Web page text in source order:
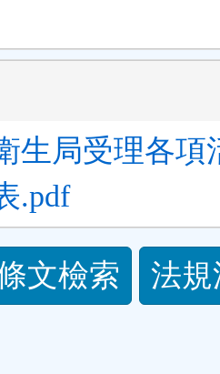
生局受理各項
.pdf
文檢索
法